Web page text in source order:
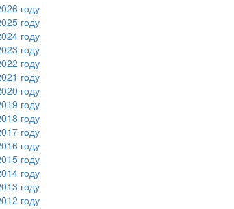
году
году
году
году
году
году
году
году
году
году
году
году
году
году
году